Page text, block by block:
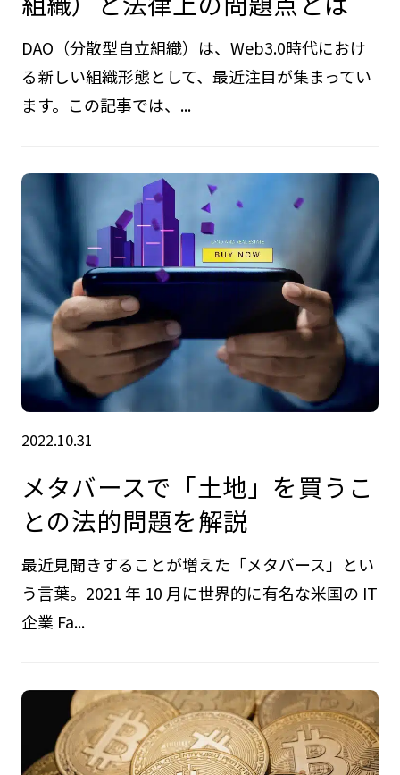
DAO（分散型自立組織）は、Web3.0時代におけ
る新しい組織形態として、最近注目が集まってい
ます。この記事では、...
2022.10.31
メタバースで「土地」を買うこ
との法的問題を解説
最近見聞きすることが増えた「メタバース」とい
う言葉。2021 年 10 月に世界的に有名な米国の IT
企業 Fa...